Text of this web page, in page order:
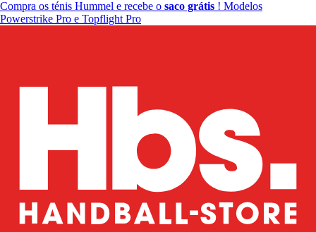
Compra os ténis Hummel e recebe o saco grátis ! Modelos
Powerstrike Pro e Topflight Pro